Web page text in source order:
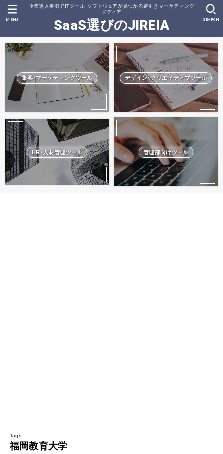
企業導入事例でITツール･ソフトウェアが見つかる逆引きマーケティング
メディア
SaaS選びのJIREIA SEARCH
MENU
集客･マーケティングツール デザイン･クリエイティブツール
HR･人材管理ツール 管理部向けツール
福岡教育大学